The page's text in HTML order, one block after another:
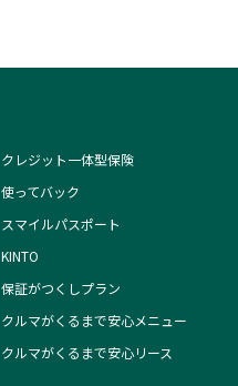
クレジット一体型保険
使ってバック
スマイルパスポート
KINTO
保証がつくしプラン
クルマがくるまで安心メニュー
クルマがくるまで安心リース